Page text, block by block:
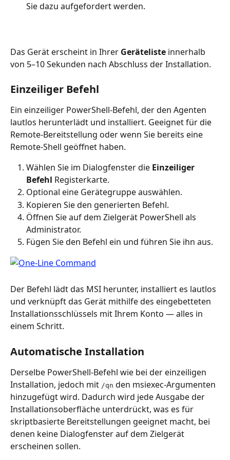
Sie dazu aufgefordert werden.
Das Gerät erscheint in Ihrer Geräteliste innerhalb
von 5–10 Sekunden nach Abschluss der Installation.
Einzeiliger Befehl
Ein einzeiliger PowerShell-Befehl, der den Agenten
lautlos herunterlädt und installiert. Geeignet für die
Remote-Bereitstellung oder wenn Sie bereits eine
Remote-Shell geöffnet haben.
Wählen Sie im Dialogfenster die Einzeiliger
Befehl Registerkarte.
Optional eine Gerätegruppe auswählen.
Kopieren Sie den generierten Befehl.
Öffnen Sie auf dem Zielgerät PowerShell als
Administrator.
Fügen Sie den Befehl ein und führen Sie ihn aus.
Der Befehl lädt das MSI herunter, installiert es lautlos
und verknüpft das Gerät mithilfe des eingebetteten
Installationsschlüssels mit Ihrem Konto — alles in
einem Schritt.
Automatische Installation
Derselbe PowerShell-Befehl wie bei der einzeiligen
Installation, jedoch mit /qn den msiexec-Argumenten
hinzugefügt wird. Dadurch wird jede Ausgabe der
Installationsoberfläche unterdrückt, was es für
skriptbasierte Bereitstellungen geeignet macht, bei
denen keine Dialogfenster auf dem Zielgerät
erscheinen sollen.